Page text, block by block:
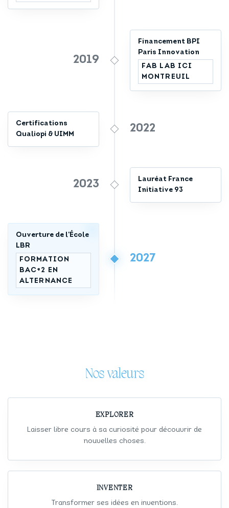
2019
Financement BPI
Paris Innovation
FAB LAB ICI
MONTREUIL
Certifications
Qualiopi & UIMM
2022
2023
Lauréat France
Initiative 93
Ouverture de l'École
LBR
FORMATION
BAC+2 EN
ALTERNANCE
2027
Nos valeurs
EXPLORER
Laisser libre cours à sa curiosité pour découvrir de
nouvelles choses.
INVENTER
Transformer ses idées en inventions.